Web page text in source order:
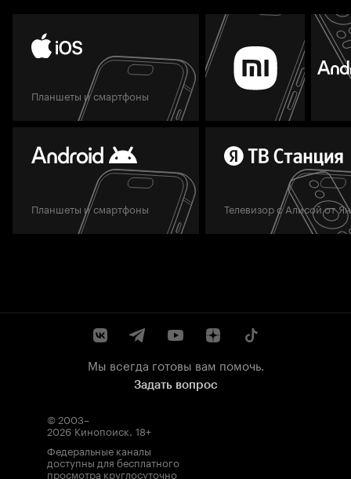
Планшеты и смартфоны
Планшеты и смартфоны Телевизор с Алисой от
Мы всегда готовы вам помочь.
Задать вопрос
© 2003–
2026 Кинопоиск. 18+
Федеральные каналы
доступны для бесплатного
просмотра круглосуточно